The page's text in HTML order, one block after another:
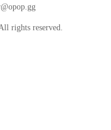
rights reserved.